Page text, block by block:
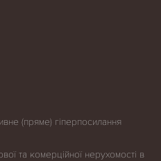
(пряме) гіперпосилання
та комерційної нерухомості в